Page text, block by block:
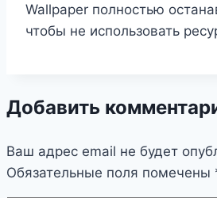
Wallpaper полностью
чтобы не использовать
Добавить
Ваш адрес email не будет
Обязательные поля помечены